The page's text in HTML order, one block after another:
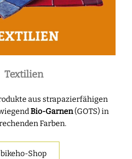
Textilien
aus strapazierfähigen
Bio-Garnen(GOTS) in
Farben.
bikeho-Shop